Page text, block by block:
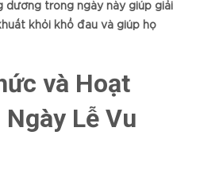
dường trong ngày này giúp giải
khỏi khổ đau và giúp họ
và Hoạt
Lễ Vu